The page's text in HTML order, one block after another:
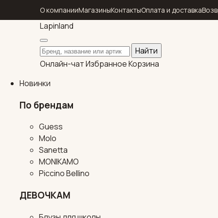
О компанииМагазиныКонтактыОплата и доставка
Lapinland
Поиск по каталогу
Найти
Онлайн-чатИзбранноеКорзина
Новинки
По брендам
Guess
Molo
Sanetta
MONIKAMO
Piccino Bellino
ДЕВОЧКАМ